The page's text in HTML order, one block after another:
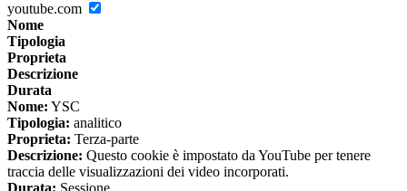
youtube.com
Nome
Tipologia
Proprieta
Descrizione
Durata
Nome: YSC
Tipologia: analitico
Proprieta: Terza-parte
Descrizione: Questo cookie è impostato da YouTube per tenere
traccia delle visualizzazioni dei video incorporati.